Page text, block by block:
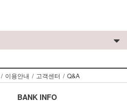
/ 이용안내 / 고객센터 / Q&A
BANK INFO